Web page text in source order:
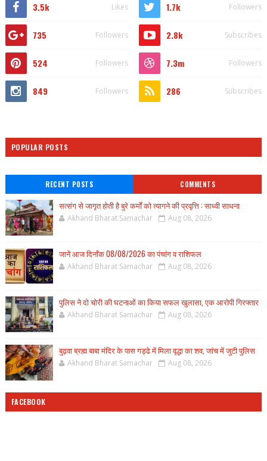
3.5k Likes 1.7k Followers
735 Followers 2.8k Subscribes
524 Followers 7.3m Followers
849 Followers 286 Subscribes
POPULAR POSTS
RECENT POSTS COMMENTS
सत्संग से जागृत होती है बुरे कर्मों को त्यागने की प्रवृत्ति : साध्वी साधना
Akhand Bharat Samachar Aug 08, 2026
जानें आज दिनाँक 08/08/2026 का पंचांग व राशिफल
Akhand Bharat Samachar Aug 08, 2026
पुलिस ने दो चोरी की घटनाओं का किया सफल खुलासा, एक आरोपी गिरफ्तार
Akhand Bharat Samachar Aug 08, 2026
बुढ़वा ब्रह्म बाबा मंदिर के पास गड्ढे में मिला वृद्धा का शव, जांच में जुटी पुलिस
Akhand Bharat Samachar Aug 08, 2026
FACEBOOK